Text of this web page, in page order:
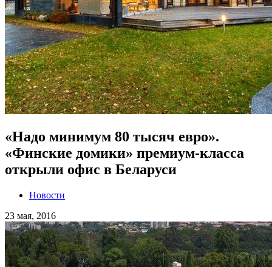
«Надо минимум 80 тысяч евро».
«Финские домики» премиум-класса
открыли офис в Беларуси
Новости
23 мая, 2016